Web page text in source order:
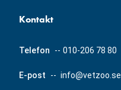
Kontakt
Telefon -- 010-206 78 80
E-post -- info@vetzoo.se